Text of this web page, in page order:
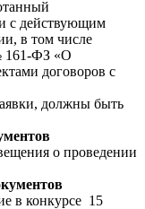
с действующим
в том числе
161-ФЗ «О
договоров с
должны быть
о проведении
в конкурсе 15